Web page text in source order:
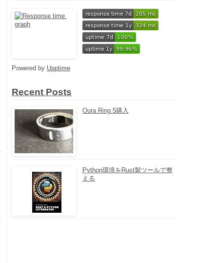
Powered by Upptime
Recent Posts
Oura Ring 5購入
Python環境をRust製ツールで整
える